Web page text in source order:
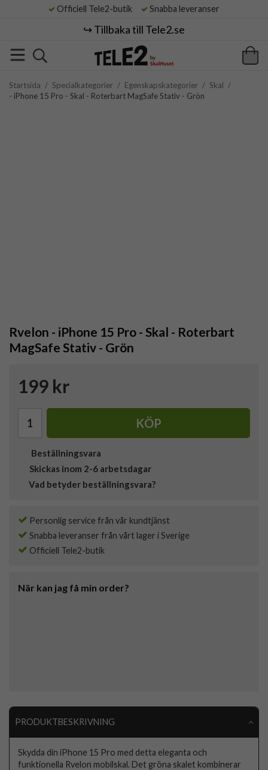
Officiell Tele2-butik Snabba leveranser
↪️ Tillbaka till Tele2.se
Startsida / Specialkategorier / Egenskapskategorier / Skal /
- iPhone 15 Pro - Skal - Roterbart MagSafe Stativ - Grön
Rvelon - iPhone 15 Pro - Skal - Roterbart
MagSafe Stativ - Grön
199 kr
KÖP
Beställningsvara
Skickas inom 2-6 arbetsdagar
Vad betyder beställningsvara?
Personlig service från vår kundtjänst
Snabba leveranser från vårt lager i Sverige
Officiell Tele2-butik
När kan jag få min order?
PRODUKTBESKRIVNING
Skydda din iPhone 15 Pro med detta eleganta och
funktionella Rvelon mobilskal. Det gröna skalet kombinerar